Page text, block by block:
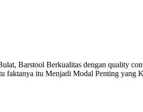
Barstool Berkualitas dengan quality
faktanya itu Menjadi Modal Penting yang